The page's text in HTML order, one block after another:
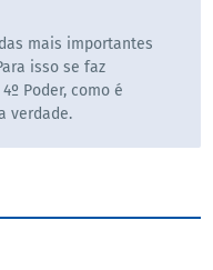
mais importantes
isso se faz
Poder, como é
verdade.